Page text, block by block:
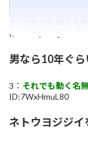
ID:aoevyDaQ0
男なら10年ぐ
3： それでも動く名
ID:7WxHmuL80
ネトウヨジジ